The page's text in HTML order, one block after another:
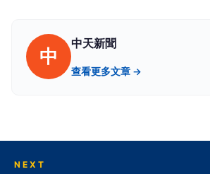
中
中天新聞
查看更多文章 →
NEXT